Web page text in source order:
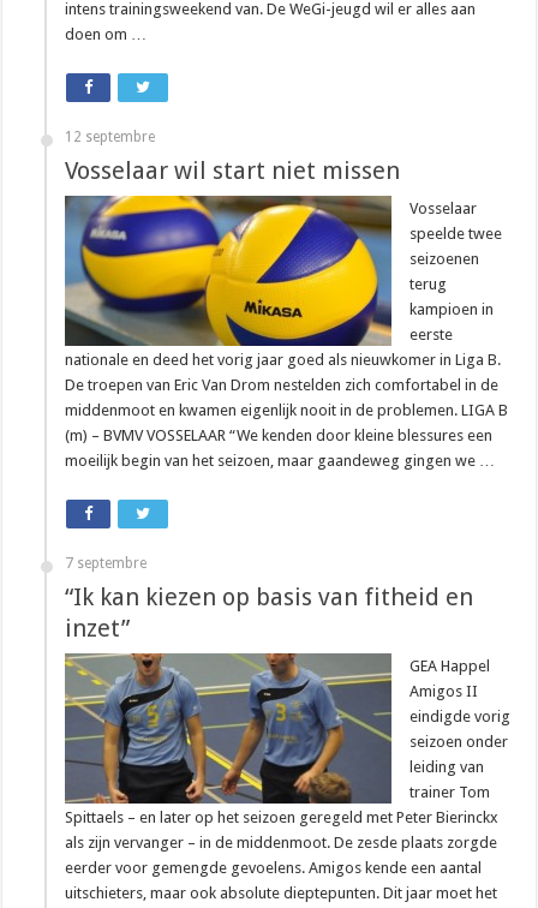
intens trainingsweekend van. De WeGi-jeugd wil er alles aan
doen om …
12 septembre
Vosselaar wil start niet missen
Vosselaar
speelde twee
seizoenen
terug
kampioen in
eerste
nationale en deed het vorig jaar goed als nieuwkomer in Liga B.
De troepen van Eric Van Drom nestelden zich comfortabel in de
middenmoot en kwamen eigenlijk nooit in de problemen. LIGA B
(m) – BVMV VOSSELAAR “We kenden door kleine blessures een
moeilijk begin van het seizoen, maar gaandeweg gingen we …
7 septembre
“Ik kan kiezen op basis van fitheid en
inzet”
GEA Happel
Amigos II
eindigde vorig
seizoen onder
leiding van
trainer Tom
Spittaels – en later op het seizoen geregeld met Peter Bierinckx
als zijn vervanger – in de middenmoot. De zesde plaats zorgde
eerder voor gemengde gevoelens. Amigos kende een aantal
uitschieters, maar ook absolute dieptepunten. Dit jaar moet het